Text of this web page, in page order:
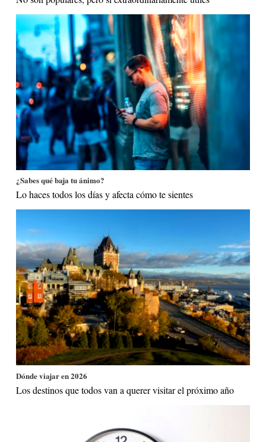
¿Sabes qué baja tu ánimo?
Lo haces todos los días y afecta cómo te sientes
Dónde viajar en 2026
Los destinos que todos van a querer visitar el próximo año